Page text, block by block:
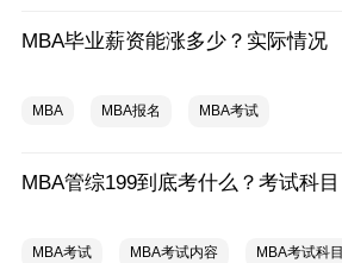
MBA毕业薪资能涨多少？实际情况
MBA MBA报名 MBA考试
MBA管综199到底考什么？考试科目
MBA考试 MBA考试内容 MBA考试科目